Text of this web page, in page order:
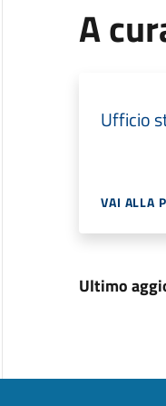
A
Ufficio
VAI ALLA
Ultimo